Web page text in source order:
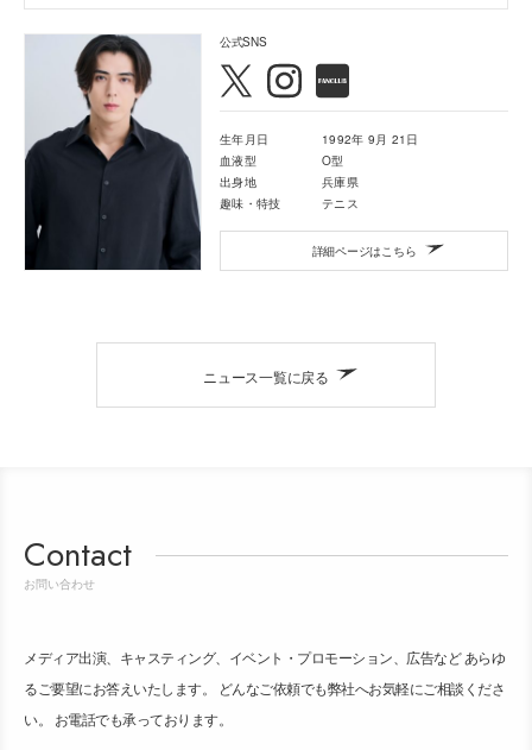
公式SNS
生年月日
1992年 9月 21日
血液型
O型
出身地
兵庫県
趣味・特技
テニス
詳細ページはこちら
ニュース一覧に戻る
Contact
お問い合わせ
メディア出演、キャスティング、イベント・プロモーション、広告など あらゆ
るご要望にお答えいたします。 どんなご依頼でも弊社へお気軽にご相談くださ
い。 お電話でも承っております。